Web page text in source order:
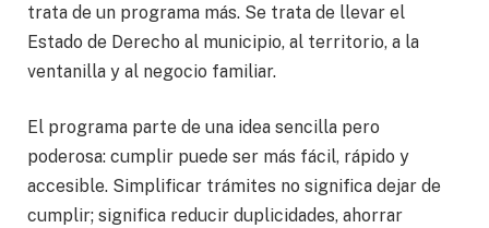
trata de un programa más. Se trata de llevar el
Estado de Derecho al municipio, al territorio, a la
ventanilla y al negocio familiar.
El programa parte de una idea sencilla pero
poderosa: cumplir puede ser más fácil, rápido y
accesible. Simplificar trámites no significa dejar de
cumplir; significa reducir duplicidades, ahorrar